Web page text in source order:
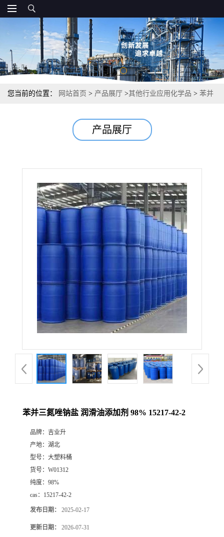
您当前的位置： 网站首页 > 产品展厅 >其他行业应用化学品 > 苯并
产品展厅
苯并三氮唑钠盐 润滑油添加剂 98% 15217-42-2
品牌： 吉业升
产地： 湖北
型号： 大塑料桶
货号： W01312
纯度： 98%
cas： 15217-42-2
发布日期： 2025-02-17
更新日期： 2026-07-31